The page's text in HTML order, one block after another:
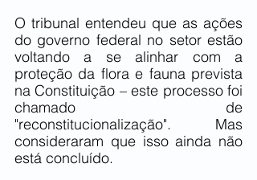
O tribunal entendeu que as ações
do governo federal no setor estão
voltando a se alinhar com a
proteção da flora e fauna prevista
na Constituição – este processo foi
chamado de
"reconstitucionalização". Mas
consideraram que isso ainda não
está concluído.